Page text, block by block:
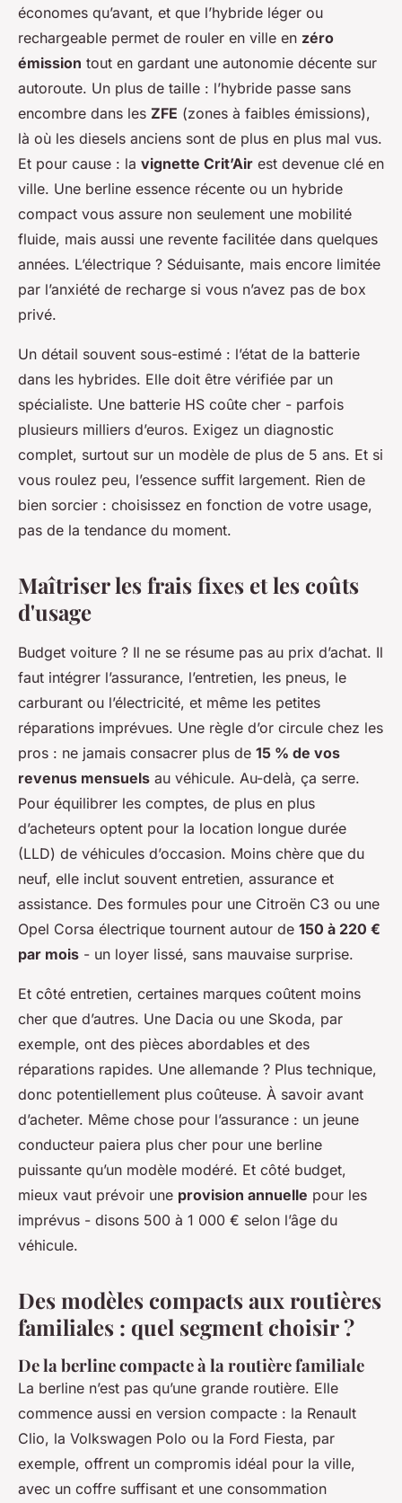
économes qu’avant, et que l’hybride léger ou
rechargeable permet de rouler en ville en zéro
émission tout en gardant une autonomie décente sur
autoroute. Un plus de taille : l’hybride passe sans
encombre dans les ZFE (zones à faibles émissions),
là où les diesels anciens sont de plus en plus mal vus.
Et pour cause : la vignette Crit’Air est devenue clé en
ville. Une berline essence récente ou un hybride
compact vous assure non seulement une mobilité
fluide, mais aussi une revente facilitée dans quelques
années. L’électrique ? Séduisante, mais encore limitée
par l’anxiété de recharge si vous n’avez pas de box
privé.
Un détail souvent sous-estimé : l’état de la batterie
dans les hybrides. Elle doit être vérifiée par un
spécialiste. Une batterie HS coûte cher - parfois
plusieurs milliers d’euros. Exigez un diagnostic
complet, surtout sur un modèle de plus de 5 ans. Et si
vous roulez peu, l’essence suffit largement. Rien de
bien sorcier : choisissez en fonction de votre usage,
pas de la tendance du moment.
Maîtriser les frais fixes et les coûts
d'usage
Budget voiture ? Il ne se résume pas au prix d’achat. Il
faut intégrer l’assurance, l’entretien, les pneus, le
carburant ou l’électricité, et même les petites
réparations imprévues. Une règle d’or circule chez les
pros : ne jamais consacrer plus de 15 % de vos
revenus mensuels au véhicule. Au-delà, ça serre.
Pour équilibrer les comptes, de plus en plus
d’acheteurs optent pour la location longue durée
(LLD) de véhicules d’occasion. Moins chère que du
neuf, elle inclut souvent entretien, assurance et
assistance. Des formules pour une Citroën C3 ou une
Opel Corsa électrique tournent autour de 150 à 220 €
par mois - un loyer lissé, sans mauvaise surprise.
Et côté entretien, certaines marques coûtent moins
cher que d’autres. Une Dacia ou une Skoda, par
exemple, ont des pièces abordables et des
réparations rapides. Une allemande ? Plus technique,
donc potentiellement plus coûteuse. À savoir avant
d’acheter. Même chose pour l’assurance : un jeune
conducteur paiera plus cher pour une berline
puissante qu’un modèle modéré. Et côté budget,
mieux vaut prévoir une provision annuelle pour les
imprévus - disons 500 à 1 000 € selon l’âge du
véhicule.
Des modèles compacts aux routières
familiales : quel segment choisir ?
De la berline compacte à la routière familiale
La berline n’est pas qu’une grande routière. Elle
commence aussi en version compacte : la Renault
Clio, la Volkswagen Polo ou la Ford Fiesta, par
exemple, offrent un compromis idéal pour la ville,
avec un coffre suffisant et une consommation